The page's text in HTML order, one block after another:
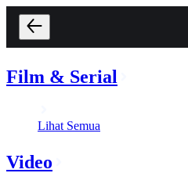
Film & Serial
Lihat Semua
Video